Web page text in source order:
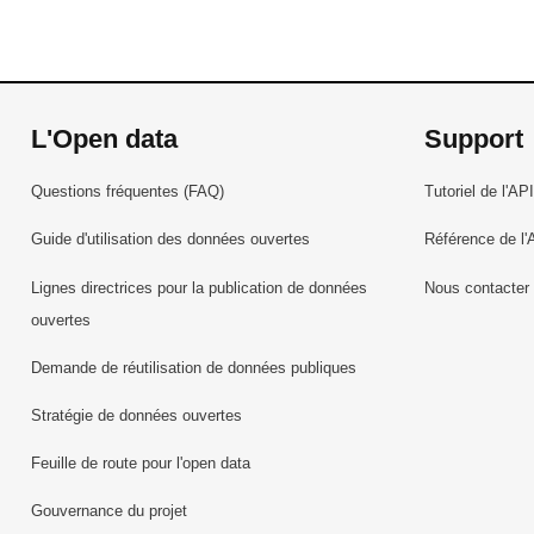
L'Open data
Questions fréquentes (FAQ)
Guide d'utilisation des données ouvertes
Lignes directrices pour la publication de données
ouvertes
Demande de réutilisation de données publiques
Stratégie de données ouvertes
Feuille de route pour l'open data
Gouvernance du projet
Support
Tutoriel de l'API
Référence de
Nous contacter